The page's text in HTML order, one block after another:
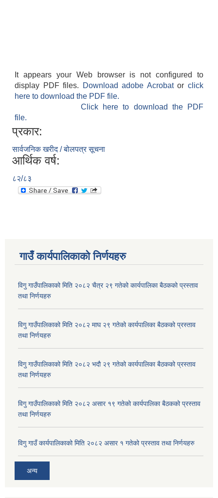
It appears your Web browser is not configured to
display PDF files.
Download adobe Acrobatorclick
here to download the PDF file.
Click here to download the PDF
file.
प्रकार:
सार्वजनिक खरीद / बोलपत्र सूचना
आर्थिक वर्ष:
८२/८३
गाउँ कार्यपालिकाकाे निर्णयहरु
विगु गाउँपालिकाको मिति २०८२ चैत्र २९ गतेको कार्यपालिका बैठकको प्रस्ताव
तथा निर्णयहरु
विगु गाउँपालिकाको मिति २०८२ माघ २९ गतेको कार्यपालिका बैठकको प्रस्ताव
तथा निर्णयहरु
विगु गाउँपालिकाको मिति २०८२ भदौ २९ गतेको कार्यपालिका बैठकको प्रस्ताव
तथा निर्णयहरु
विगु गाउँपालिकाको मिति २०८२ असार १९ गतेको कार्यपालिका बैठकको प्रस्ताव
तथा निर्णयहरु
विगु गाउँ कार्यपालिकाको मिति २०८२ असार १ गतेको प्रस्ताव तथा निर्णयहरु
अन्य